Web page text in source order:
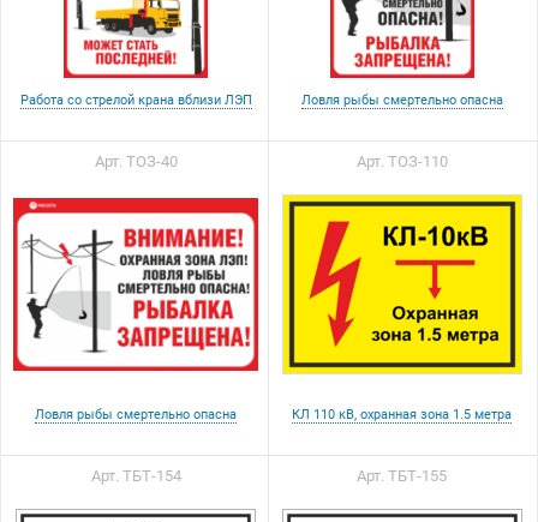
Работа со стрелой крана вблизи ЛЭП Ловля рыбы смертельно опасна
Арт. ТОЗ-40
Ловля рыбы смертельно опасна
Арт. ТОЗ-110
КЛ 110 кВ, охранная зона 1.5 метра
Арт. ТБТ-154 Арт. ТБТ-155